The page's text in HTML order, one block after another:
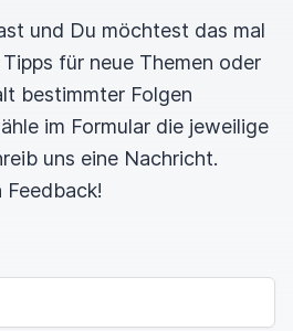
und Du möchtest das mal
für neue Themen oder
bestimmter Folgen
im Formular die jeweilige
uns eine Nachricht.
Feedback!